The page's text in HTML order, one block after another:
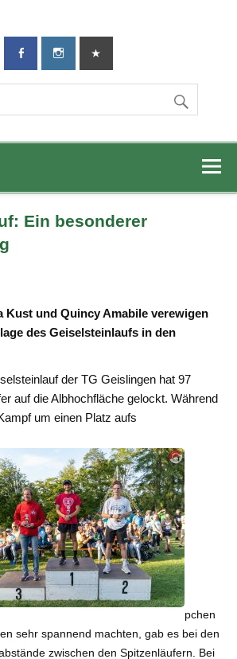
TG-Geislingen
Geislingen!
Ein besonderer
Kust und Quincy Amabile verewigen
des Geiselsteinlaufs in den
der TG Geislingen hat 97
auf die Albhochfläche gelockt. Während
um einen Platz aufs
pchen
sehr spannend machten, gab es bei den
zwischen den Spitzenläufern. Bei